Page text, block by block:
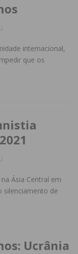
internacional,
que os
Ásia Central em
silenciamento de
Ucrânia